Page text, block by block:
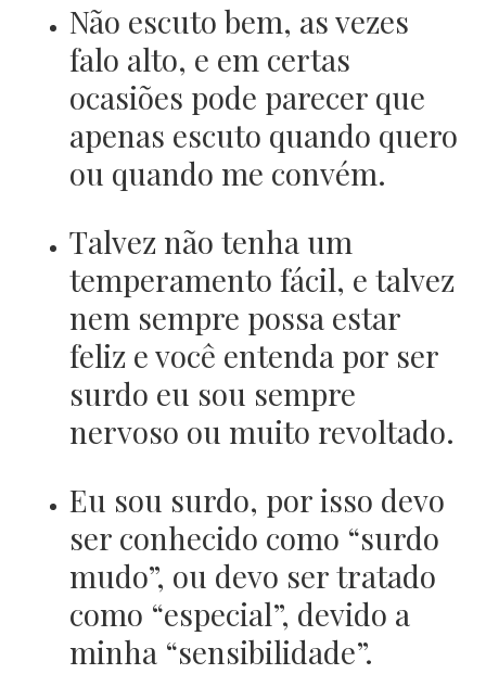
Não escuto bem, as vezes
falo alto, e em certas
ocasiões pode parecer que
apenas escuto quando quero
ou quando me convém.
Talvez não tenha um
temperamento fácil, e talvez
nem sempre possa estar
feliz e você entenda por ser
surdo eu sou sempre
nervoso ou muito revoltado.
Eu sou surdo, por isso devo
ser conhecido como “surdo
mudo”, ou devo ser tratado
como “especial”, devido a
minha “sensibilidade”.